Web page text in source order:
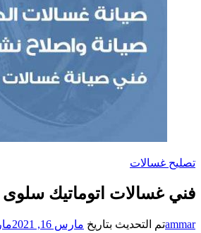
تصليح غسالات
فني غسالات اتوماتيك سلوى / 98025055 / صيانة تصليح غسالات نشافات
ammarتم التحديث بتاريخ مارس 16, 2021